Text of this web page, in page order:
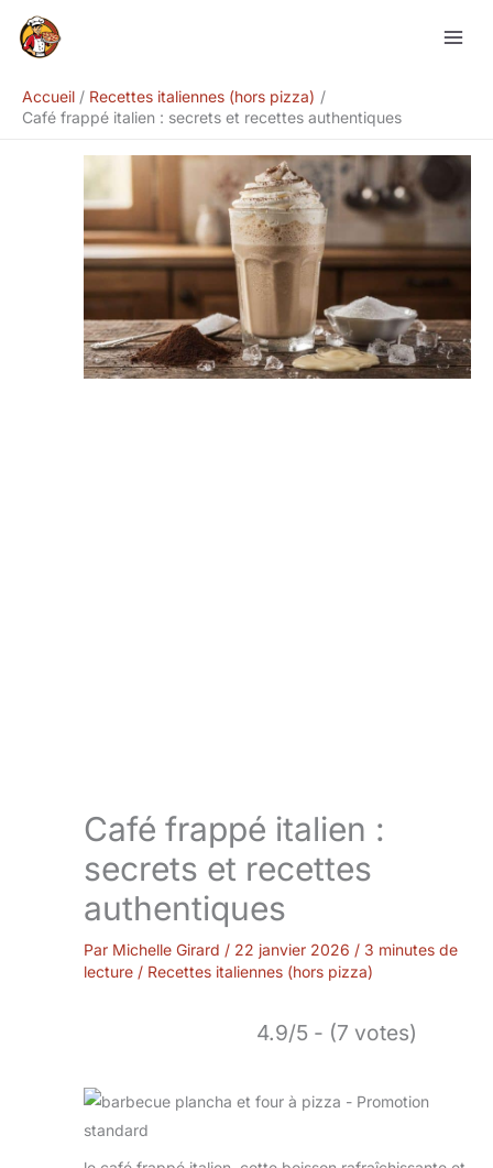
Accueil
Recettes italiennes (hors pizza)
Café frappé italien : secrets et recettes authentiques
Café frappé italien :
secrets et recettes
authentiques
Par Michelle Girard / 22 janvier 2026 / 3 minutes de
lecture / Recettes italiennes (hors pizza)
4.9/5 - (7 votes)
Rechercher